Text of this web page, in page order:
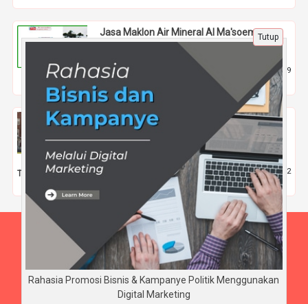
Jasa Maklon Air Mineral Al Ma'soem,
Kualitas dan Efisiensi Terjamin
Tips 2 Agu 2024 | 2619
Evolusi Mahasiswa Digital: Menembus
Batas Tradisional Menuju Masa Depan
Tips 28 Feb 2026 |442
Beranda Tentang Kami
Disclaimer
Copyright © BudiArnaya.com 2026 - All rights reserved
Tutup
Rahasia Promosi Bisnis & Kampanye Politik Menggunakan
Digital Marketing